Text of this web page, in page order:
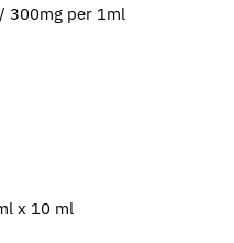
300mg per 1ml
x 10 ml